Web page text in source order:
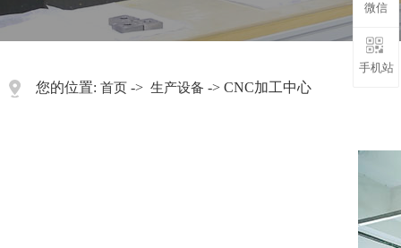
您的位置: 首页 -> 生产设备 -> CNC加工中心
微信
手机站